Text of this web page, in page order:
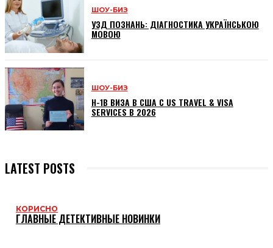
ШОУ-БИЗ
УЗД ПОЗНАНЬ: ДІАГНОСТИКА УКРАЇНСЬКОЮ
МОВОЮ
ШОУ-БИЗ
H-1B ВИЗА В США С US TRAVEL & VISA
SERVICES В 2026
LATEST POSTS
КОРИСНО
ГЛАВНЫЕ ДЕТЕКТИВНЫЕ НОВИНКИ